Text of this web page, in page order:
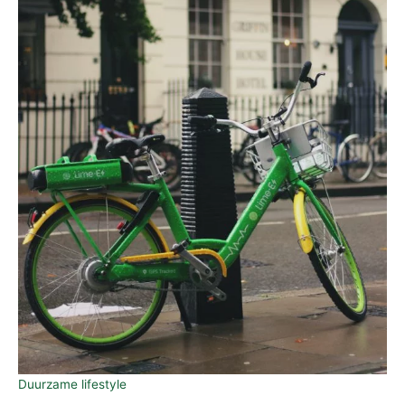
Duurzame lifestyle